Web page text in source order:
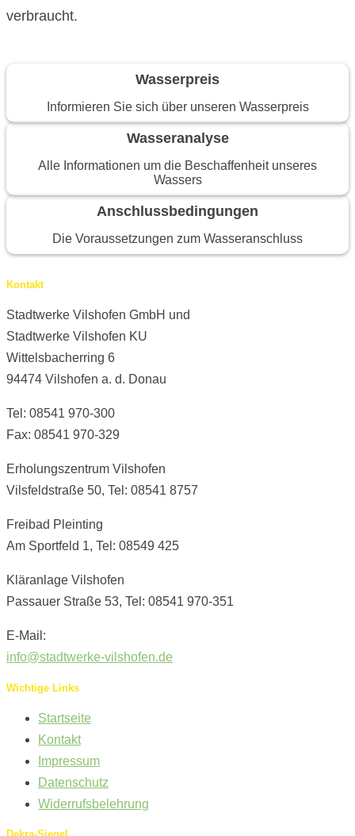
verbraucht.
Wasserpreis
Informieren Sie sich über unseren Wasserpreis
Wasseranalyse
Alle Informationen um die Beschaffenheit unseres
Wassers
Anschlussbedingungen
Die Voraussetzungen zum Wasseranschluss
Kontakt
Stadtwerke Vilshofen GmbH und
Stadtwerke Vilshofen KU
Wittelsbacherring 6
94474 Vilshofen a. d. Donau
Tel: 08541 970-300
Fax: 08541 970-329
Erholungszentrum Vilshofen
Vilsfeldstraße 50, Tel: 08541 8757
Freibad Pleinting
Am Sportfeld 1, Tel: 08549 425
Kläranlage Vilshofen
Passauer Straße 53, Tel: 08541 970-351
E-Mail:
info@stadtwerke-vilshofen.de
Wichtige Links
Startseite
Kontakt
Impressum
Datenschutz
Widerrufsbelehrung